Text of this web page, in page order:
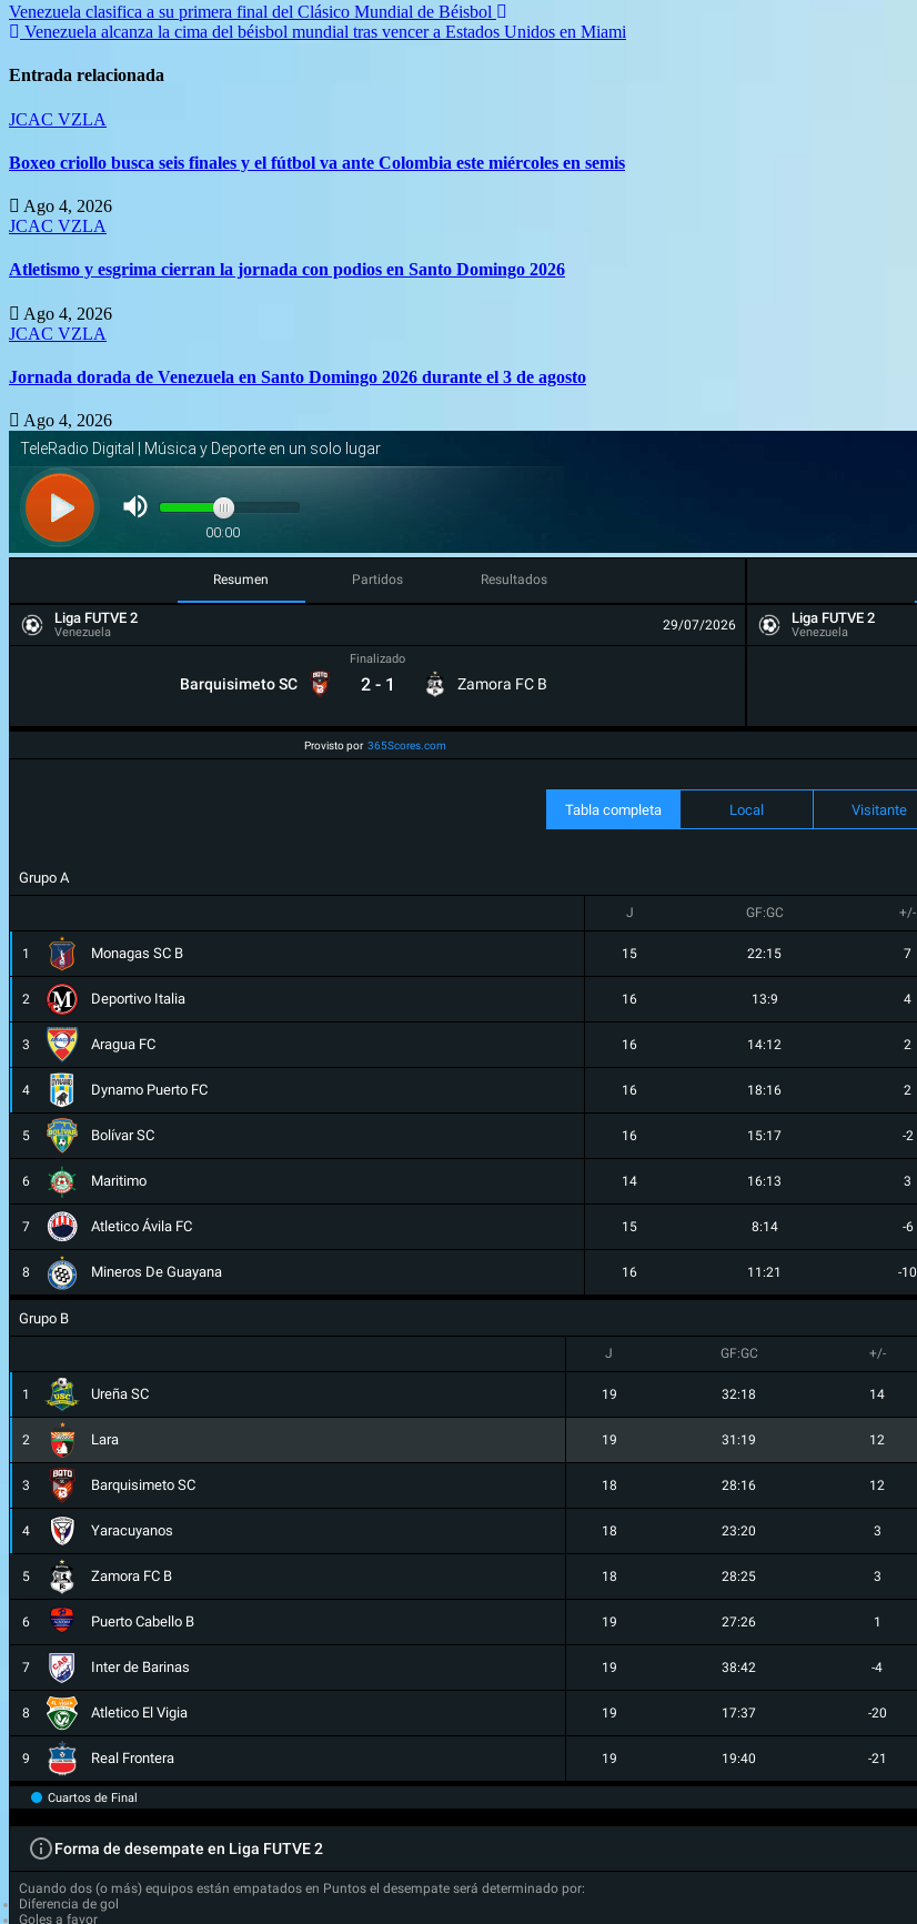
Navegación
de
entradas
Venezuela clasifica a su primera final del Clásico Mundial de Béisbol
Venezuela alcanza la cima del béisbol mundial tras vencer a Estados Unidos en Miami
Entrada relacionada
JCAC VZLA
Boxeo criollo busca seis finales y el fútbol va ante Colombia este miércoles en semis
Ago 4, 2026
JCAC VZLA
Atletismo y esgrima cierran la jornada con podios en Santo Domingo 2026
Ago 4, 2026
JCAC VZLA
Jornada dorada de Venezuela en Santo Domingo 2026 durante el 3 de agosto
Ago 4, 2026
Resumen Partidos Resultados
Liga FUTVE 2
Venezuela 29/07/2026
Barquisimeto SC
Finalizado
2 - 1 Zamora FC B
Provisto por 365Scores.com
Liga FUTVE 2
Venezuela
Tabla completa Local Visitante
Grupo A
J GF:GC +/-
1 Monagas SC B 15 22:15 7
2 Deportivo Italia 16 13:9 4
3 Aragua FC 16 14:12 2
4 Dynamo Puerto FC 16 18:16 2
5 Bolívar SC 16 15:17 -2
6 Maritimo 14 16:13 3
7 Atletico Ávila FC 15 8:14 -6
8 Mineros De Guayana 16 11:21 -10
Grupo B
J GF:GC +/-
1 Ureña SC 19 32:18 14
2 Lara 19 31:19 12
3 Barquisimeto SC 18 28:16 12
4 Yaracuyanos 18 23:20 3
5 Zamora FC B 18 28:25 3
6 Puerto Cabello B 19 27:26 1
7 Inter de Barinas 19 38:42 -4
8 Atletico El Vigia 19 17:37 -20
9 Real Frontera 19 19:40 -21
Cuartos de Final
Forma de desempate en Liga FUTVE 2
Cuando dos (o más) equipos están empatados en Puntos el desempate será determinado por:
Diferencia de gol
Goles a favor